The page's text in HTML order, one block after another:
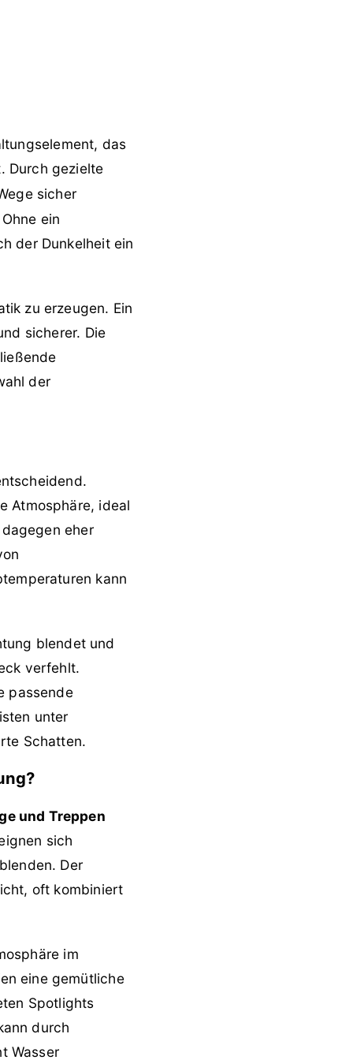
das
Durch gezielte
sicher
ein
der Dunkelheit ein
zu erzeugen. Ein
sicherer. Die
der
Atmosphäre, ideal
eher
kann
blendet und
verfehlt.
passende
unter
Schatten.
und Treppen
sich
Der
oft kombiniert
im
eine gemütliche
Spotlights
durch
Wasser